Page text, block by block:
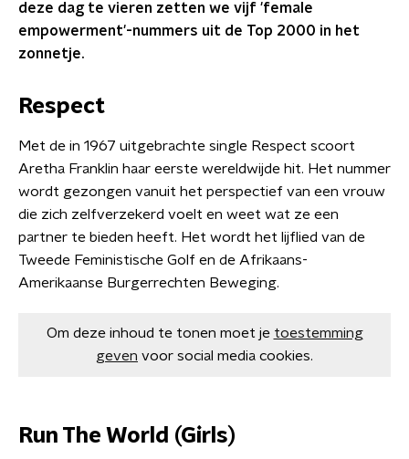
deze dag te vieren zetten we vijf 'female
empowerment'-nummers uit de Top 2000 in het
zonnetje.
Respect
Met de in 1967 uitgebrachte single Respect scoort
Aretha Franklin haar eerste wereldwijde hit. Het nummer
wordt gezongen vanuit het perspectief van een vrouw
die zich zelfverzekerd voelt en weet wat ze een
partner te bieden heeft. Het wordt het lijflied van de
Tweede Feministische Golf en de Afrikaans-
Amerikaanse Burgerrechten Beweging.
Om deze inhoud te tonen moet je toestemming
geven voor social media cookies.
Run The World (Girls)